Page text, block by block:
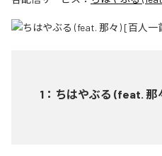
1 ： ちはやぶる (feat.